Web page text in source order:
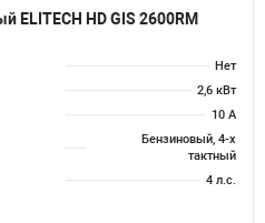
ELITECH HD GIS 2600RM
Нет
2,6 кВт
10 А
Бензиновый, 4-х
тактный
4 л.с.